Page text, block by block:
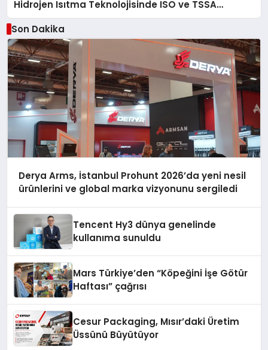
Hidrojen Isıtma Teknolojisinde ISO ve TSSA
Düzenleyici Onaylarını Aldı
Son Dakika
Derya Arms, İstanbul Prohunt 2026’da yeni nesil
ürünlerini ve global marka vizyonunu sergiledi
Tencent Hy3 dünya genelinde
kullanıma sunuldu
Mars Türkiye’den “Köpeğini İşe Götür
Haftası” çağrısı
Cesur Packaging, Mısır’daki Üretim
Üssünü Büyütüyor